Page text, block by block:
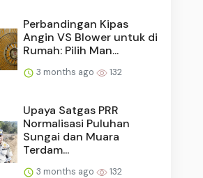
Perbandingan Kipas
Angin VS Blower untuk di
Rumah: Pilih Man...
3 months ago 132
Upaya Satgas PRR
Normalisasi Puluhan
Sungai dan Muara
Terdam...
3 months ago 132